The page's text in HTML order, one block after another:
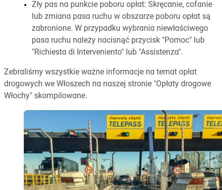
Zły pas na punkcie poboru opłat: Skręcanie, cofanie
lub zmiana pasa ruchu w obszarze poboru opłat są
zabronione. W przypadku wybrania niewłaściwego
pasa ruchu należy nacisnąć przycisk "Pomoc" lub
"Richiesta di Interveniento" lub "Assistenza".
Zebraliśmy wszystkie ważne informacje na temat opłat
drogowych we Włoszech na naszej stronie "Opłaty drogowe
Włochy" skompilowane.